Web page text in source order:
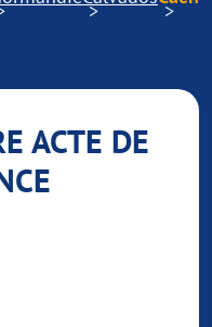
ACTE DE